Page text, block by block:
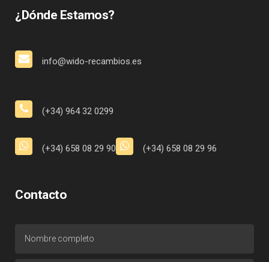
¿Dónde Estamos?
info@wido-recambios.es
(+34) 964 32 0299
(+34) 658 08 29 90 (+34) 658 08 29 96
Contacto